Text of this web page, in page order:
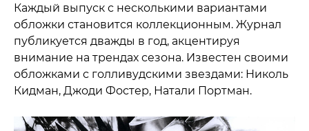
Каждый выпуск с несколькими вариантами
обложки становится коллекционным. Журнал
публикуется дважды в год, акцентируя
внимание на трендах сезона. Известен своими
обложками с голливудскими звездами: Николь
Кидман, Джоди Фостер, Натали Портман.